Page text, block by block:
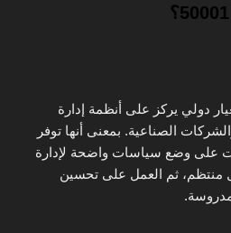
دولي يركز على أنظمة إدارة
الصناعية. بمعنى أنها توفر
على وضع سياسات واضحة لإدارة
منتظم، ثم العمل على تحسين